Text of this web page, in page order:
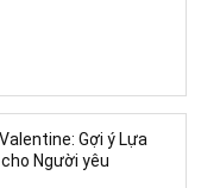
Gợi ý Lựa
Người yêu